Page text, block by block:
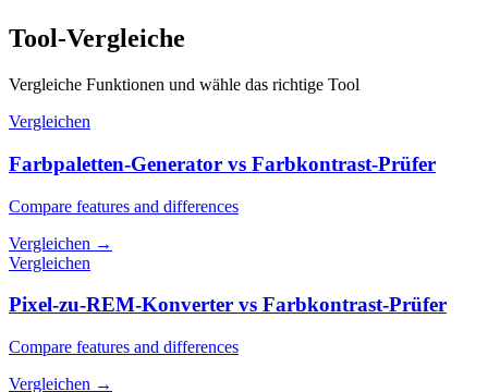
Tool-Vergleiche
Vergleiche Funktionen und wähle das richtige Tool
Vergleichen
Farbpaletten-Generator vs Farbkontrast-Prüfer
Compare features and differences
Vergleichen →
Vergleichen
Pixel-zu-REM-Konverter vs Farbkontrast-Prüfer
Compare features and differences
Vergleichen →